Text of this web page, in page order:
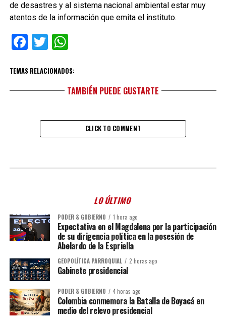
de desastres y al sistema nacional ambiental estar muy
atentos de la información que emita el instituto.
Facebook
TwitterWhatsApp
TEMAS RELACIONADOS:
TAMBIÉN PUEDE GUSTARTE
CLICK TO COMMENT
LO ÚLTIMO
PODER & GOBIERNO 1 hora ago
Expectativa en el Magdalena por la participación
de su dirigencia política en la posesión de
Abelardo de la Espriella
GEOPOLÍTICA PARROQUIAL 2 horas ago
Gabinete presidencial
PODER & GOBIERNO 4 horas ago
Colombia conmemora la Batalla de Boyacá en
medio del relevo presidencial